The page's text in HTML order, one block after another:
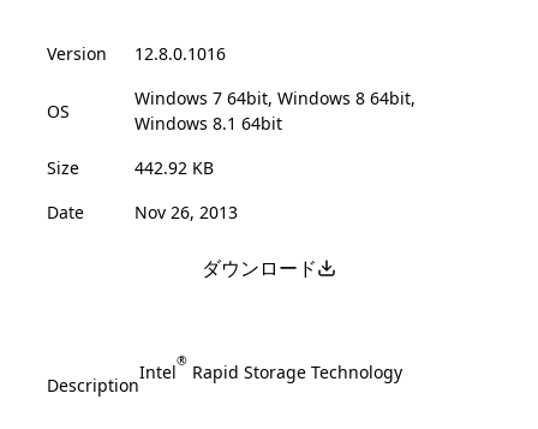
Version 12.8.0.1016
OS
Windows 7 64bit, Windows 8 64bit,
Windows 8.1 64bit
Size
442.92 KB
Date
Nov 26, 2013
ダウンロード
Description
Intel® Rapid Storage Technology